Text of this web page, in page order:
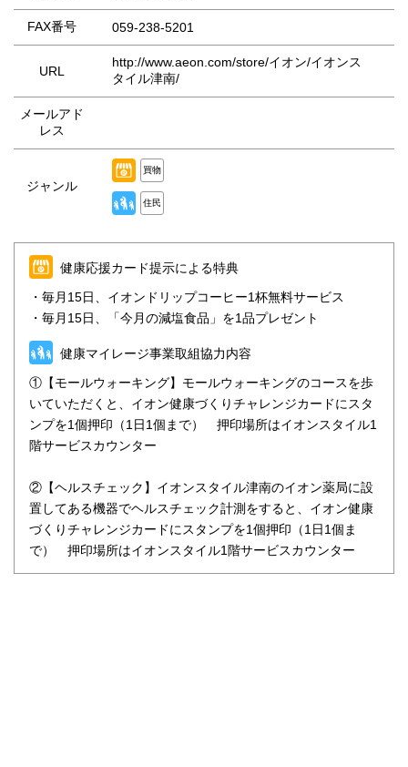
FAX番号 059-238-5201
URL
http://www.aeon.com/store/イオン/イオンス
タイル津南/
メールアド
レス
ジャンル
買物
住民
健康応援カード提示による特典
・毎月15日、イオンドリップコーヒー1杯無料サービス
・毎月15日、「今月の減塩食品」を1品プレゼント
健康マイレージ事業取組協力内容
①【モールウォーキング】モールウォーキングのコースを歩
いていただくと、イオン健康づくりチャレンジカードにスタ
ンプを1個押印（1日1個まで） 押印場所はイオンスタイル1
階サービスカウンター
②【ヘルスチェック】イオンスタイル津南のイオン薬局に設
置してある機器でヘルスチェック計測をすると、イオン健康
づくりチャレンジカードにスタンプを1個押印（1日1個ま
で） 押印場所はイオンスタイル1階サービスカウンター